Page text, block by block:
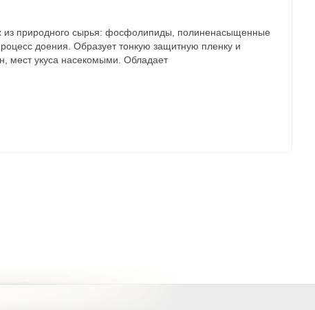
из природного сырья: фосфолипиды, полиненасыщенные
доения. Образует тонкую защитную пленку и
мест укуса насекомыми. Обладает